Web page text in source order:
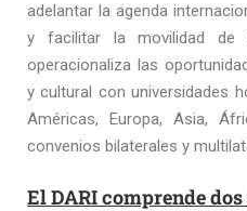
adelantar la agenda
y facilitar la movilidad de
operacionaliza las
y cultural con universidades
Américas, Europa, Asia,
convenios bilaterales y
El DARI comprende dos